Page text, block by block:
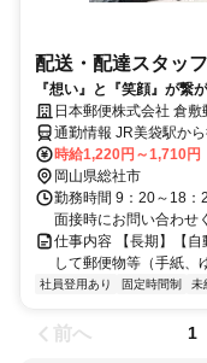
配送・配達スタッ
『想い』と『笑顔』が繋
日本郵便株式会社 倉
通勤情報 JR美袋駅か
時給1,220円～1,710円
岡山県総社市
勤務時間 9：20～18
面接時にお問い合わせ
仕事内容 【長期】【
して郵便物等（手紙、
社員登用あり 固定時間制 未
前へ 1